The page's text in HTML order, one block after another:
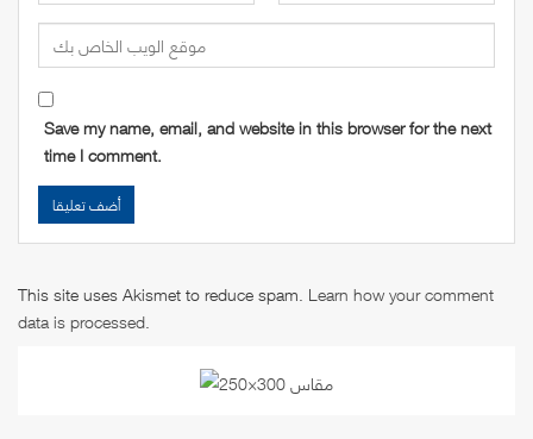
Save my name, email, and website in this browser for the next
time I comment.
This site uses Akismet to reduce spam. Learn how your comment
data is processed.